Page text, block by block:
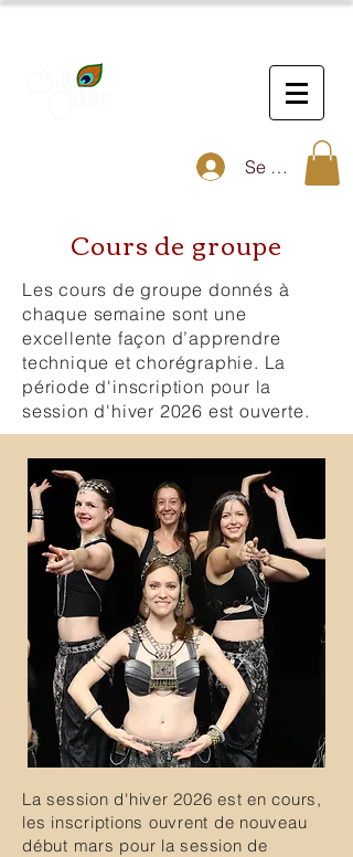
Se connecter
Cours de groupe
​Les cours de groupe donnés à
chaque semaine sont une
excellente façon d’apprendre
technique et chorégraphie. La
période d'inscription pour la
session d'hiver 2026 est ouverte.
La session d'hiver 2026 est en cours,
les inscriptions ouvrent de nouveau
début mars pour la session de